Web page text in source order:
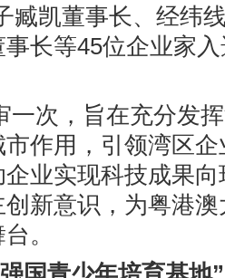
臧凯董事长、经纬
长等45位企业家
一次，旨在充分发
作用，引领湾区
业实现科技成果
新意识，为粤港
。